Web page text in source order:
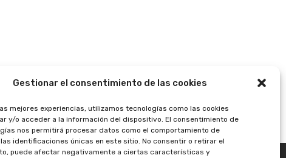
Gestionar el consentimiento de las cookies
mejores experiencias, utilizamos tecnologías como las cookies
y/o acceder a la información del dispositivo. El consentimiento de
nos permitirá procesar datos como el comportamiento de
identificaciones únicas en este sitio. No consentir o retirar el
puede afectar negativamente a ciertas características y